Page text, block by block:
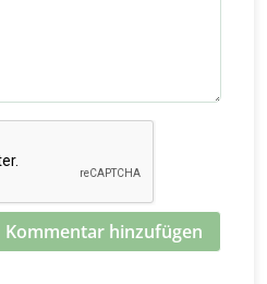
Kommentar hinzufügen